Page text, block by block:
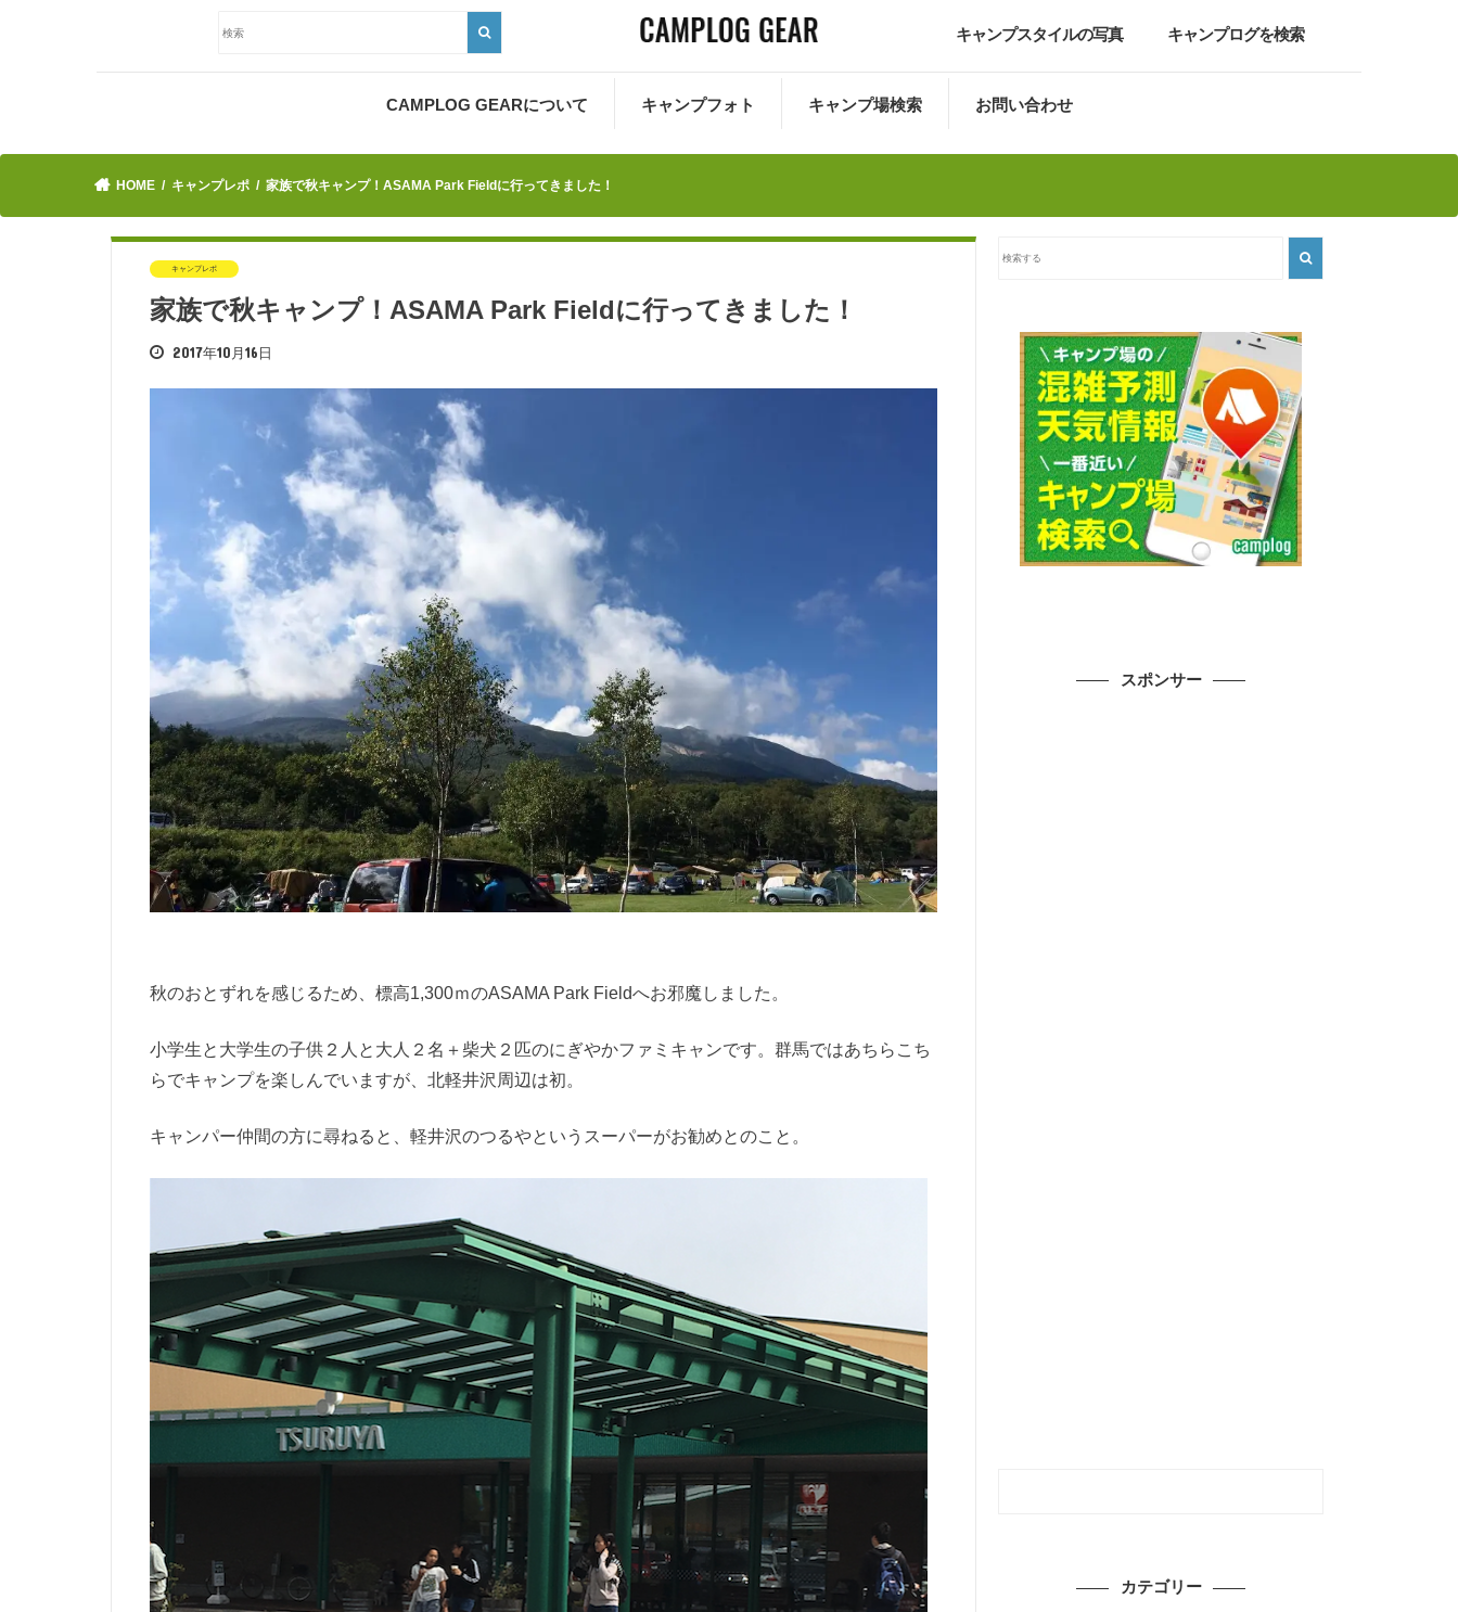
キャンプスタイルの写真 キャンプログを検索
CAMPLOG GEARについて キャンプフォト キャンプ場検索 お問い合わせ
HOME キャンプレポ 家族で秋キャンプ！ASAMA Park Fieldに行ってきました！
キャンプレポ
家族で秋キャンプ！ASAMA Park Fieldに行ってきました！
2017年10月16日
秋のおとずれを感じるため、標高1,300ｍのASAMA Park Fieldへお邪魔しました。
小学生と大学生の子供２人と大人２名＋柴犬２匹のにぎやかファミキャンです。群馬ではあちらこち
らでキャンプを楽しんでいますが、北軽井沢周辺は初。
キャンパー仲間の方に尋ねると、軽井沢のつるやというスーパーがお勧めとのこと。
スポンサー
カテゴリー